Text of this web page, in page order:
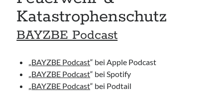
Katastrophenschutz
BAYZBE Podcast
BAYZBE Podcast“ bei Apple Podcast
BAYZBE Podcast“ bei Spotify
BAYZBE Podcast“ bei Podtail